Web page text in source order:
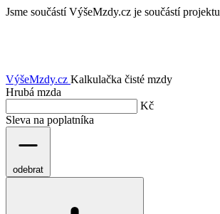
Jsme součástí VýšeMzdy.cz je součástí projektu
VýšeMzdy.cz Kalkulačka čisté mzdy
Hrubá mzda
Kč
Sleva na poplatníka
odebrat